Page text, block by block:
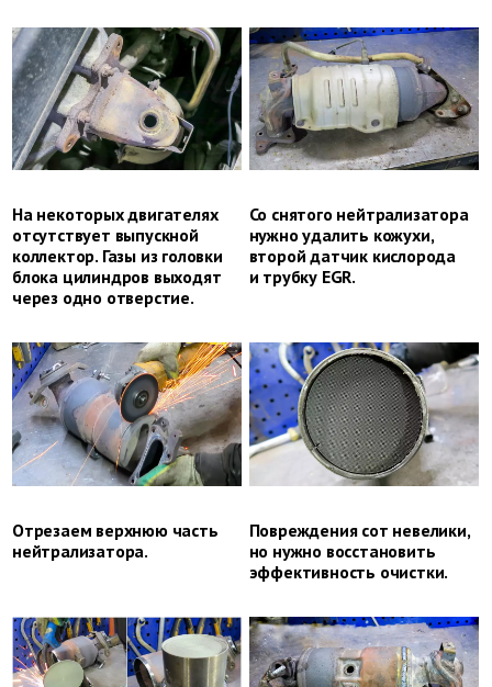
На некоторых двигателях
отсутствует выпускной
коллектор. Газы из головки
блока цилиндров выходят
через одно отверстие.
Со снятого нейтрализатора
нужно удалить кожухи,
второй датчик кислорода
и трубку EGR.
Отрезаем верхнюю часть
нейтрализатора.
Повреждения сот невелики,
но нужно восстановить
эффективность очистки.